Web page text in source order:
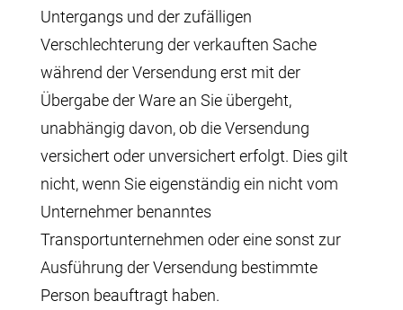
Untergangs und der zufälligen
Verschlechterung der verkauften Sache
während der Versendung erst mit der
Übergabe der Ware an Sie übergeht,
unabhängig davon, ob die Versendung
versichert oder unversichert erfolgt. Dies gilt
nicht, wenn Sie eigenständig ein nicht vom
Unternehmer benanntes
Transportunternehmen oder eine sonst zur
Ausführung der Versendung bestimmte
Person beauftragt haben.